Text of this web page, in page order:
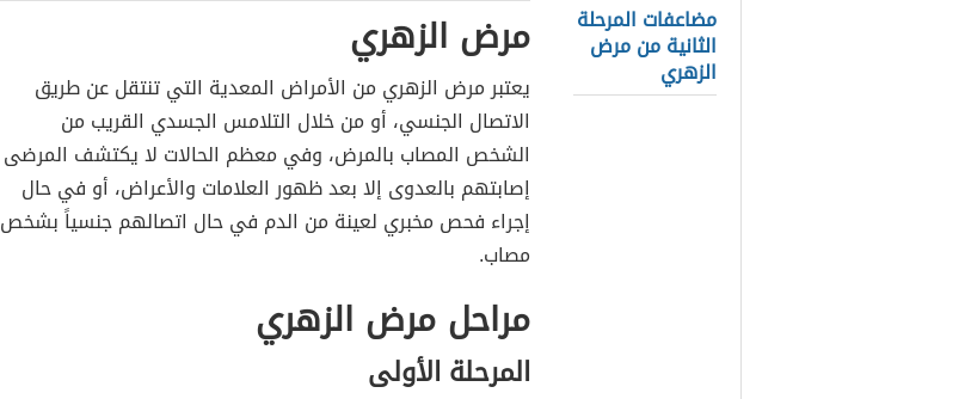
مضاعفات المرحلة
الثانية من مرض
الزهري
مرض الزهري
يعتبر مرض الزهري من الأمراض المعدية التي تنتقل عن طريق
الاتصال الجنسي، أو من خلال التلامس الجسدي القريب من
الشخص المصاب بالمرض، وفي معظم الحالات لا يكتشف المرضى
إصابتهم بالعدوى إلا بعد ظهور العلامات والأعراض، أو في حال
إجراء فحص مخبري لعينة من الدم في حال اتصالهم جنسياً بشخص
مصاب.
مراحل مرض الزهري
المرحلة الأولى